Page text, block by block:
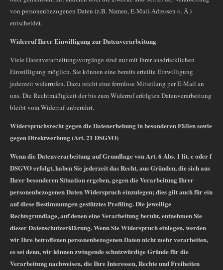
von personenbezogenen Daten (z.B. Namen, E-Mail-Adressen o. Ä.)
entscheidet.
Widerruf Ihrer Einwilligung zur Datenverarbeitung
Viele Datenverarbeitungsvorgänge sind nur mit Ihrer ausdrücklichen
Einwilligung möglich. Sie können eine bereits erteilte Einwilligung
jederzeit widerrufen. Dazu reicht eine formlose Mitteilung per E-Mail an
uns. Die Rechtmäßigkeit der bis zum Widerruf erfolgten Datenverarbeitung
bleibt vom Widerruf unberührt.
Widerspruchsrecht gegen die Datenerhebung in besonderen Fällen sowie
gegen Direktwerbung (Art. 21 DSGVO)
Wenn die Datenverarbeitung auf Grundlage von Art. 6 Abs. 1 lit. e oder f
DSGVO erfolgt, haben Sie jederzeit das Recht, aus Gründen, die sich aus
Ihrer besonderen Situation ergeben, gegen die Verarbeitung Ihrer
personenbezogenen Daten Widerspruch einzulegen; dies gilt auch für ein
auf diese Bestimmungen gestütztes Profiling. Die jeweilige
Rechtsgrundlage, auf denen eine Verarbeitung beruht, entnehmen Sie
dieser Datenschutzerklärung. Wenn Sie Widerspruch einlegen, werden
wir Ihre betroffenen personenbezogenen Daten nicht mehr verarbeiten,
es sei denn, wir können zwingende schutzwürdige Gründe für die
Verarbeitung nachweisen, die Ihre Interessen, Rechte und Freiheiten